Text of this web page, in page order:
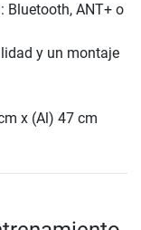
Bluetooth, ANT+ o
y un montaje
x (Al) 47 cm